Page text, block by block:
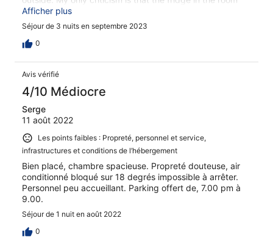
was on the same circuit as the air con etc. Consequently,
when you left your room and removed your card key, the
fridge turned off. Crazy!!!! Tip. Ask for two cards, so you
can leave one in the room. Do the "right thing" and turn
Afficher plus
Séjour de 3 nuits en septembre 2023
0
Avis vérifié
4/10 Médiocre
Serge
11 août 2022
Les points faibles : Propreté, personnel et service,
infrastructures et conditions de l’hébergement
Bien placé, chambre spacieuse. Propreté douteuse, air
conditionné bloqué sur 18 degrés impossible à arrêter.
Personnel peu accueillant. Parking offert de, 7.00 pm à
9.00.
Séjour de 1 nuit en août 2022
0